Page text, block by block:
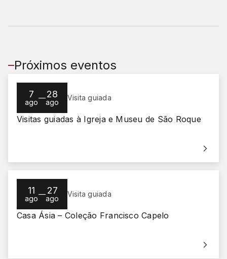
Próximos eventos
7
ago
—28
ago Visita guiada
Visitas guiadas à Igreja e Museu de São Roque
11
ago
— 27
ago Visita guiada
Casa Ásia – Coleção Francisco Capelo